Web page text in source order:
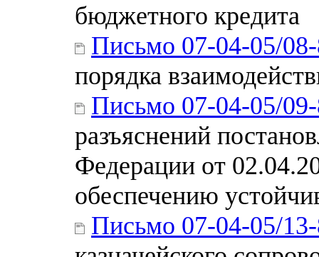
бюджетного кредита
Письмо 07-04-05/
порядка
Письмо 07-04-05/
разъяснений
Федерации от
обеспечению
Письмо 07-04-05/